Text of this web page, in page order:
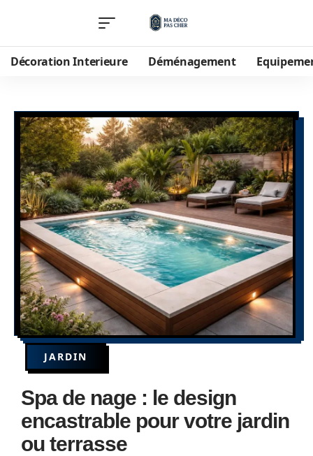
Décoration Interieure Déménagement
JARDIN
Spa de nage : le design
encastrable pour votre jardin
ou terrasse